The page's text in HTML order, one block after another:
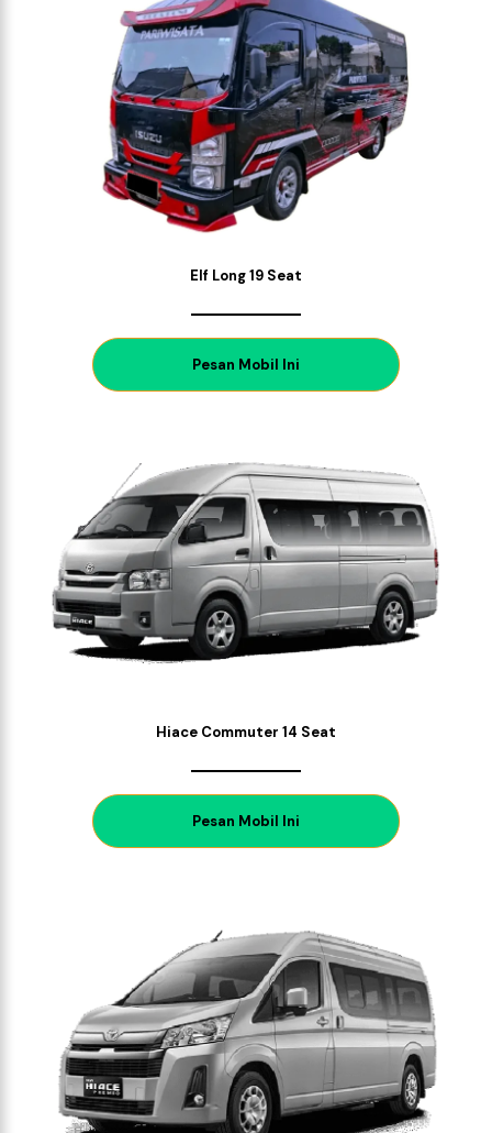
Elf Long 19 Seat
Pesan Mobil Ini
Hiace Commuter 14 Seat
Pesan Mobil Ini